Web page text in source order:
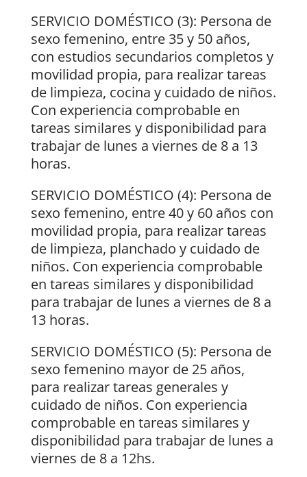
SERVICIO DOMÉSTICO (3): Persona de
sexo femenino, entre 35 y 50 años,
con estudios secundarios completos y
movilidad propia, para realizar tareas
de limpieza, cocina y cuidado de niños.
Con experiencia comprobable en
tareas similares y disponibilidad para
trabajar de lunes a viernes de 8 a 13
horas.
SERVICIO DOMÉSTICO (4): Persona de
sexo femenino, entre 40 y 60 años con
movilidad propia, para realizar tareas
de limpieza, planchado y cuidado de
niños. Con experiencia comprobable
en tareas similares y disponibilidad
para trabajar de lunes a viernes de 8 a
13 horas.
SERVICIO DOMÉSTICO (5): Persona de
sexo femenino mayor de 25 años,
para realizar tareas generales y
cuidado de niños. Con experiencia
comprobable en tareas similares y
disponibilidad para trabajar de lunes a
viernes de 8 a 12hs.